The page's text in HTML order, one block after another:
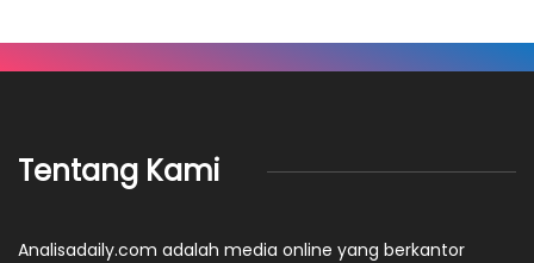
Tentang Kami
Analisadaily.com adalah media online yang berkantor